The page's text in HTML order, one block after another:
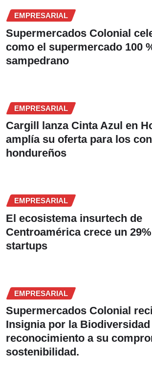
EMPRESARIAL
Supermercados Colonial
como el supermercado 100
sampedrano
EMPRESARIAL
Cargill lanza Cinta Azul en
amplía su oferta para los
hondureños
EMPRESARIAL
El ecosistema insurtech de
Centroamérica crece un
startups
EMPRESARIAL
Supermercados Colonial
Insignia por la Biodiversidad
reconocimiento a su
sostenibilidad.